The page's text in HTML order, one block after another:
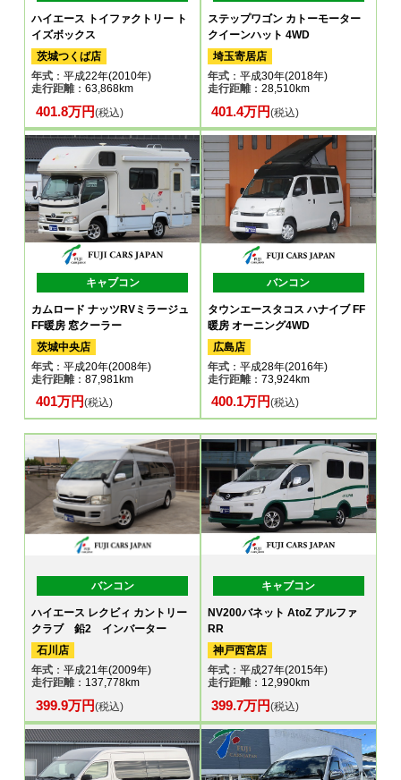
ハイエース トイファクトリー ト
イズボックス
茨城つくば店
年式 ：平成22年(2010年)
走行距離：63,868km
401.8万円(税込)
ステップワゴン カトーモーター
クイーンハット 4WD
埼玉寄居店
年式：平成30年(2018年)
走行距離：28,510km
401.4万円(税込)
キャブコン
カムロード ナッツRVミラージュ
FF暖房 窓クーラー
茨城中央店
年式 ：平成20年(2008年)
走行距離：87,981km
401万円(税込)
バンコン
タウンエースタコス ハナイブ FF
暖房 オーニング4WD
広島店
年式：平成28年(2016年)
走行距離：73,924km
400.1万円(税込)
バンコン
ハイエース レクビィ カントリー
クラブ 鉛2 インバーター
石川店
年式 ：平成21年(2009年)
走行距離：137,778km
399.9万円(税込)
キャブコン
NV200バネット AtoZ アルファ
RR
神戸西宮店
年式：平成27年(2015年)
走行距離：12,990km
399.7万円(税込)